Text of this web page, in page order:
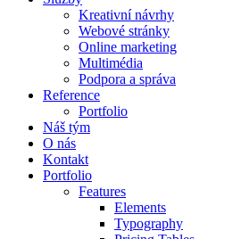
Kreativní návrhy
Webové stránky
Online marketing
Multimédia
Podpora a správa
Reference
Portfolio
Náš tým
O nás
Kontakt
Portfolio
Features
Elements
Typography